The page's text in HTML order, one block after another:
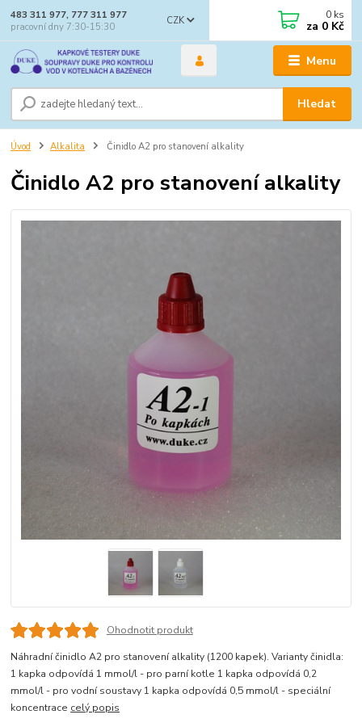
Menu
CZK
Hledat
483 311 977, 777 311 977
pracovní dny 7:30-15:30
0 ks
za 0 Kč
Úvod Alkalita Činidlo A2 pro stanovení alkality
Činidlo A2 pro stanovení alkality
Ohodnotit produkt
Náhradní činidlo A2 pro stanovení alkality (1200 kapek). Varianty činidla:
1 kapka odpovídá 1 mmol/l - pro parní kotle 1 kapka odpovídá 0,2
mmol/l - pro vodní soustavy 1 kapka odpovídá 0,5 mmol/l - speciální
koncentrace celý popis